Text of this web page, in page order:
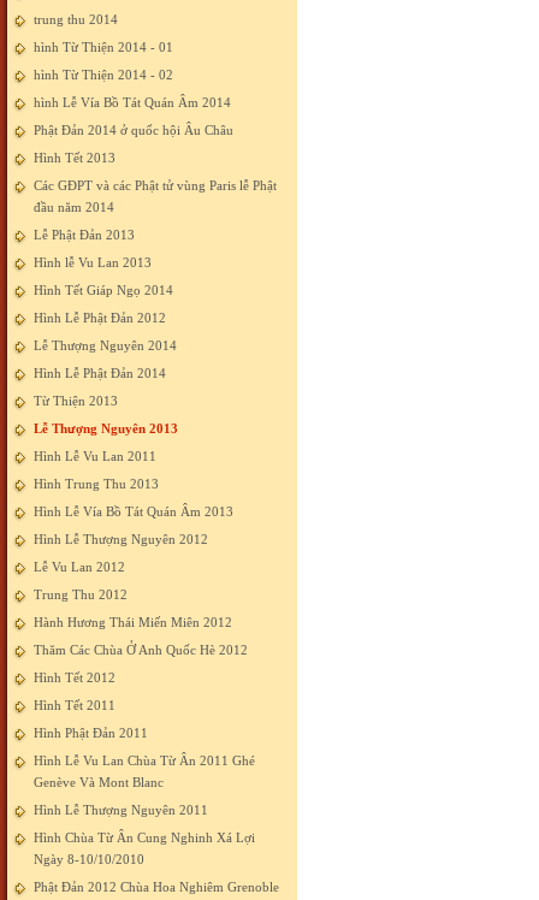
trung thu 2014
hình Từ Thiện 2014 - 01
hình Từ Thiện 2014 - 02
hình Lễ Vía Bồ Tát Quán Âm 2014
Phật Đản 2014 ở quốc hội Âu Châu
Hình Tết 2013
Các GĐPT và các Phật tử vùng Paris lễ Phật
đầu năm 2014
Lễ Phật Đản 2013
Hình lễ Vu Lan 2013
Hình Tết Giáp Ngọ 2014
Hình Lễ Phật Đản 2012
Lễ Thượng Nguyên 2014
Hình Lễ Phật Đản 2014
Từ Thiện 2013
Lễ Thượng Nguyên 2013
Hình Lễ Vu Lan 2011
Hình Trung Thu 2013
Hình Lễ Vía Bồ Tát Quán Âm 2013
Hình Lễ Thượng Nguyên 2012
Lễ Vu Lan 2012
Trung Thu 2012
Hành Hương Thái Miến Miên 2012
Thăm Các Chùa Ở Anh Quốc Hè 2012
Hình Tết 2012
Hình Tết 2011
Hình Phật Đản 2011
Hình Lễ Vu Lan Chùa Từ Ân 2011 Ghé
Genève Và Mont Blanc
Hình Lễ Thượng Nguyên 2011
Hình Chùa Từ Ân Cung Nghinh Xá Lợi
Ngày 8-10/10/2010
Phật Đản 2012 Chùa Hoa Nghiêm Grenoble